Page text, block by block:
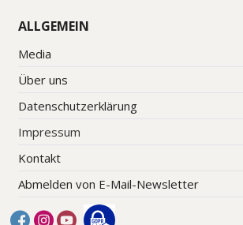
ALLGEMEIN
Media
Über uns
Datenschutzerklärung
Impressum
Kontakt
Abmelden von E-Mail-Newsletter